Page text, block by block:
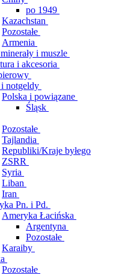
po 1949
Kazachstan
Pozostałe
Armenia
i muszle
i akcesoria
notgeldy
Polska i powiązane
Śląsk
Pozostałe
Tajlandia
Republiki/Kraje byłego
ZSRR
Syria
Liban
Iran
Pn. i Pd.
Ameryka Łacińska
Argentyna
Pozostałe
Karaiby
Pozostałe